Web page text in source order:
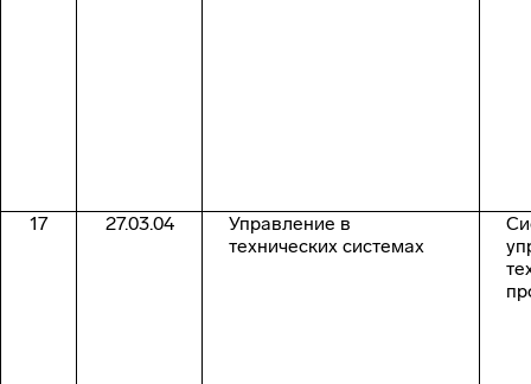
17 27.03.04
Управление в
технических системах